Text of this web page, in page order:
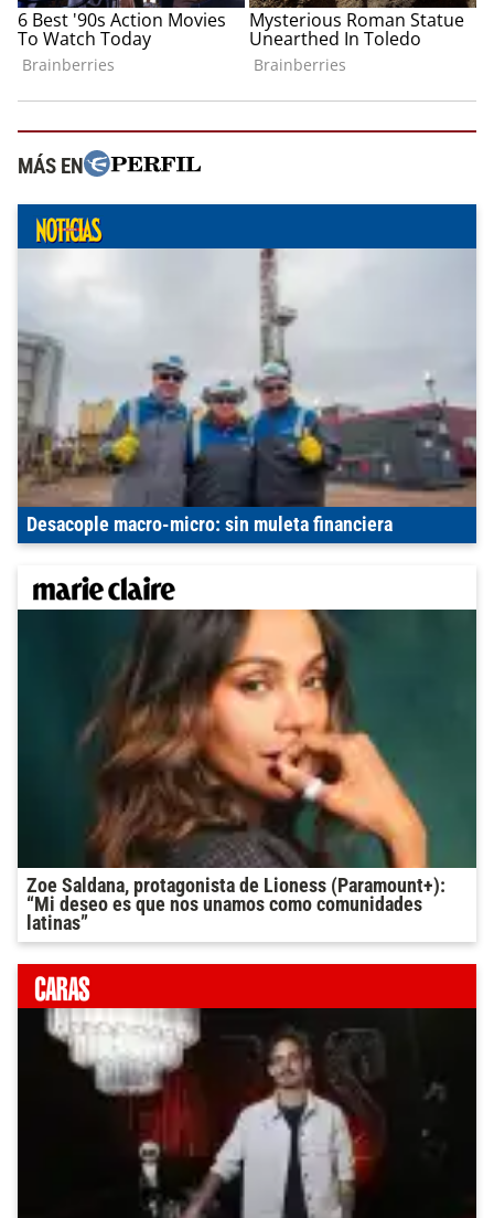
MÁS EN
Desacople macro-micro: sin muleta financiera
Zoe Saldana, protagonista de Lioness (Paramount+):
“Mi deseo es que nos unamos como comunidades
latinas”